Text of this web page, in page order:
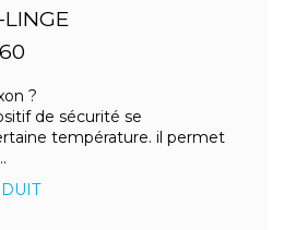
LINGE
?
de sécurité se
température. il permet